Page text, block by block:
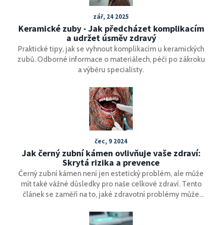
zář, 24 2025
Keramické zuby - Jak předcházet komplikacím
a udržet úsměv zdravý
Praktické tipy, jak se vyhnout komplikacím u keramických
zubů. Odborné informace o materiálech, péči po zákroku
a výběru specialisty.
čec, 9 2024
Jak černý zubní kámen ovlivňuje vaše zdraví:
Skrytá rizika a prevence
Černý zubní kámen není jen estetický problém, ale může
mít také vážné důsledky pro naše celkové zdraví. Tento
článek se zaměří na to, jaké zdravotní problémy může
správně starat.